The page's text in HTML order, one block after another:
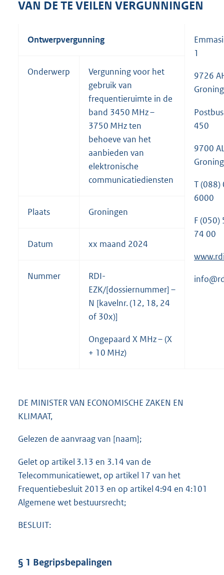
:
VAN DE TE VEILEN VERGUNNINGEN
Ontwerpvergunning
1
9726
Postbus
450
9700
T (088)
6000
F (050)
74 00
E
t
Onderwerp
Vergunning voor het
gebruik van
frequentieruimte in de
band 3450 MHz –
3750 MHz ten
behoeve van het
aanbieden van
elektronische
communicatiediensten
Plaats Groningen
Datum xx maand 2024
Nummer
RDI-
EZK/[dossiernummer] –
N [kavelnr. (12, 18, 24
of 30x)]
Ongepaard X MHz – (X
+ 10 MHz)
DE MINISTER VAN ECONOMISCHE ZAKEN EN
KLIMAAT,
Gelezen de aanvraag van [naam];
Gelet op artikel 3.13 en 3.14 van de
Telecommunicatiewet, op artikel 17 van het
Frequentiebesluit 2013 en op artikel 4:94 en 4:101
Algemene wet bestuursrecht;
BESLUIT:
§ 1 Begripsbepalingen